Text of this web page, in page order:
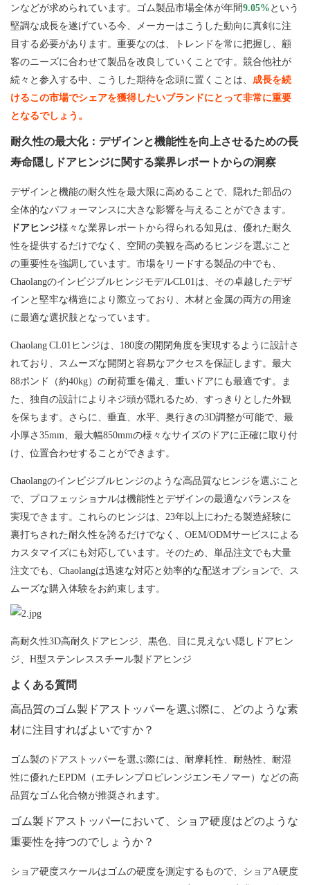
ンなどが求められています。ゴム製品市場全体が年間9.05%という
堅調な成長を遂げている今、メーカーはこうした動向に真剣に注
目する必要があります。重要なのは、トレンドを常に把握し、顧
客のニーズに合わせて製品を改良していくことです。競合他社が
続々と参入する中、こうした期待を念頭に置くことは、 成長を続
けるこの市場でシェアを獲得したいブランドにとって非常に重要
となるでしょう。
耐久性の最大化：デザインと機能性を向上させるための長
寿命隠しドアヒンジに関する業界レポートからの洞察
デザインと機能の耐久性を最大限に高めることで、隠れた部品の
全体的なパフォーマンスに大きな影響を与えることができます。
ドアヒンジ様々な業界レポートから得られる知見は、優れた耐久
性を提供するだけでなく、空間の美観を高めるヒンジを選ぶこと
の重要性を強調しています。市場をリードする製品の中でも、
ChaolangのインビジブルヒンジモデルCL01は、その卓越したデザ
インと堅牢な構造により際立っており、木材と金属の両方の用途
に最適な選択肢となっています。
Chaolang CL01ヒンジは、180度の開閉角度を実現するように設計さ
れており、スムーズな開閉と容易なアクセスを保証します。最大
88ポンド（約40kg）の耐荷重を備え、重いドアにも最適です。ま
た、独自の設計によりネジ頭が隠れるため、すっきりとした外観
を保ちます。さらに、垂直、水平、奥行きの3D調整が可能で、最
小厚さ35mm、最大幅850mmの様々なサイズのドアに正確に取り付
け、位置合わせすることができます。
Chaolangのインビジブルヒンジのような高品質なヒンジを選ぶこと
で、プロフェッショナルは機能性とデザインの最適なバランスを
実現できます。これらのヒンジは、23年以上にわたる製造経験に
裏打ちされた耐久性を誇るだけでなく、OEM/ODMサービスによる
カスタマイズにも対応しています。そのため、単品注文でも大量
注文でも、Chaolangは迅速な対応と効率的な配送オプションで、ス
ムーズな購入体験をお約束します。
高耐久性3D高耐久ドアヒンジ、黒色、目に見えない隠しドアヒン
ジ、H型ステンレススチール製ドアヒンジ
よくある質問
高品質のゴム製ドアストッパーを選ぶ際に、どのような素
材に注目すればよいですか？
ゴム製のドアストッパーを選ぶ際には、耐摩耗性、耐熱性、耐湿
性に優れたEPDM（エチレンプロピレンジエンモノマー）などの高
品質なゴム化合物が推奨されます。
ゴム製ドアストッパーにおいて、ショア硬度はどのような
重要性を持つのでしょうか？
ショア硬度スケールはゴムの硬度を測定するもので、ショアA硬度